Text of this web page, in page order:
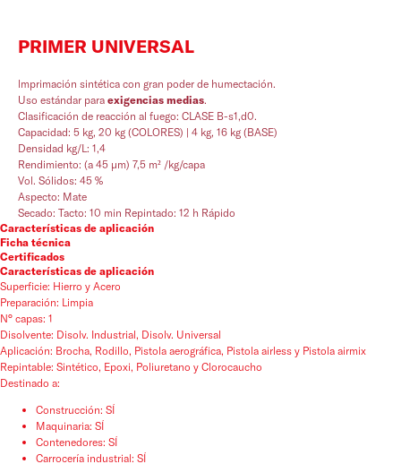
PRIMER UNIVERSAL
lmprimación sintética con gran poder de humectación.
Uso estándar para exigencias medias.
Clasificación de reacción al fuego: CLASE B-s1,d0.
Capacidad: 5 kg, 20 kg (COLORES) | 4 kg, 16 kg (BASE)
Densidad kg/L: 1,4
Rendimiento: (a 45 µm) 7,5 m² /kg/capa
Vol. Sólidos: 45 %
Aspecto: Mate
Secado: Tacto: 10 min Repintado: 12 h Rápido
Características de aplicación
Ficha técnica
Certificados
Características de aplicación
Superficie: Hierro y Acero
Preparación: Limpia
N° capas: 1
Disolvente: Disolv. Industrial, Disolv. Universal
Aplicación: Brocha, Rodillo, Pistola aerográfica, Pistola airless y Pistola airmix
Repintable: Sintético, Epoxi, Poliuretano y Clorocaucho
Destinado a:
Construcción: SÍ
Maquinaria: SÍ
Contenedores: SÍ
Carrocería industrial: SÍ